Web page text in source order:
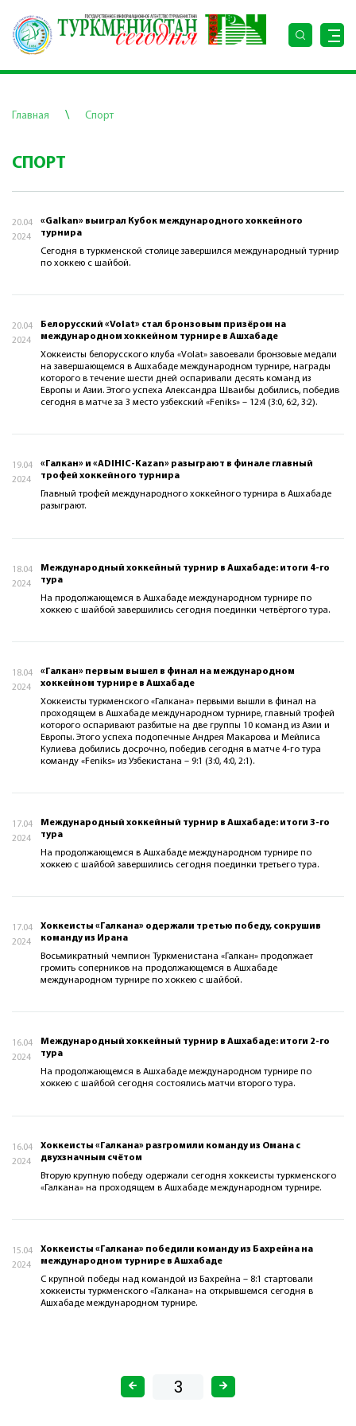
Главная \ Спорт
СПОРТ
20.04
2024
«Galkan» выиграл Кубок международного хоккейного
турнира
Сегодня в туркменской столице завершился международный турнир
по хоккею с шайбой.
20.04
2024
Белорусский «Volat» стал бронзовым призёром на
международном хоккейном турнире в Ашхабаде
Хоккеисты белорусского клуба «Volat» завоевали бронзовые медали
на завершающемся в Ашхабаде международном турнире, награды
которого в течение шести дней оспаривали десять команд из
Европы и Азии. Этого успеха Александра Шваибы добились, победив
сегодня в матче за 3 место узбекский «Feniks» – 12:4 (3:0, 6:2, 3:2).
19.04
2024
«Галкан» и «ADIHIC-Kazan» разыграют в финале главный
трофей хоккейного турнира
Главный трофей международного хоккейного турнира в Ашхабаде
разыграют.
18.04
2024
Международный хоккейный турнир в Ашхабаде: итоги 4-го
тура
На продолжающемся в Ашхабаде международном турнире по
хоккею с шайбой завершились сегодня поединки четвёртого тура.
18.04
2024
«Галкан» первым вышел в финал на международном
хоккейном турнире в Ашхабаде
Хоккеисты туркменского «Галкана» первыми вышли в финал на
проходящем в Ашхабаде международном турнире, главный трофей
которого оспаривают разбитые на две группы 10 команд из Азии и
Европы. Этого успеха подопечные Андрея Макарова и Мейлиса
Кулиева добились досрочно, победив сегодня в матче 4-го тура
команду «Feniks» из Узбекистана – 9:1 (3:0, 4:0, 2:1).
17.04
2024
Международный хоккейный турнир в Ашхабаде: итоги 3-го
тура
На продолжающемся в Ашхабаде международном турнире по
хоккею с шайбой завершились сегодня поединки третьего тура.
17.04
2024
Хоккеисты «Галкана» одержали третью победу, сокрушив
команду из Ирана
Восьмикратный чемпион Туркменистана «Галкан» продолжает
громить соперников на продолжающемся в Ашхабаде
международном турнире по хоккею с шайбой.
16.04
2024
Международный хоккейный турнир в Ашхабаде: итоги 2-го
тура
На продолжающемся в Ашхабаде международном турнире по
хоккею с шайбой сегодня состоялись матчи второго тура.
16.04
2024
Хоккеисты «Галкана» разгромили команду из Омана с
двухзначным счётом
Вторую крупную победу одержали сегодня хоккеисты туркменского
«Галкана» на проходящем в Ашхабаде международном турнире.
15.04
2024
Хоккеисты «Галкана» победили команду из Бахрейна на
международном турнире в Ашхабаде
С крупной победы над командой из Бахрейна – 8:1 стартовали
хоккеисты туркменского «Галкана» на открывшемся сегодня в
Ашхабаде международном турнире.